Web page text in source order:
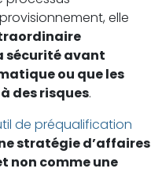
elle
sécurité avant
ou que les
des risques.
de préqualification
stratégie d’affaires
non comme une